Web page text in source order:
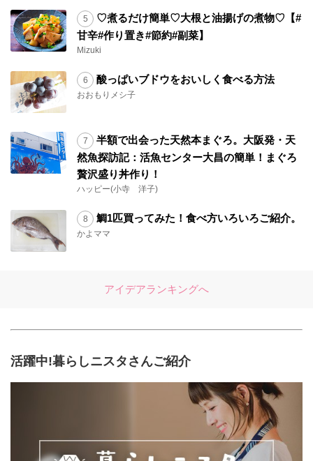
♡煮るだけ簡単♡大根と油揚げの煮物♡【#
甘辛#作り置き#節約#副菜】
Mizuki
酸っぱいブドウをおいしく食べる方法
おおもりメシ子
半額で出会った天然本まぐろ。大阪発・天
然魚探訪記：活魚センター大昌の簡単！まぐろ
贅沢盛り丼作り！
ハッピー(小寺 洋子)
鯛1匹買ってみた！食べ方いろいろご紹介。
かよママ
アイデアランキングへ
活躍中!暮らしニスタさんご紹介